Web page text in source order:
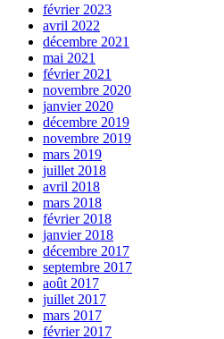
février 2023
avril 2022
décembre 2021
mai 2021
février 2021
novembre 2020
janvier 2020
décembre 2019
novembre 2019
mars 2019
juillet 2018
avril 2018
mars 2018
février 2018
janvier 2018
décembre 2017
septembre 2017
août 2017
juillet 2017
mars 2017
février 2017